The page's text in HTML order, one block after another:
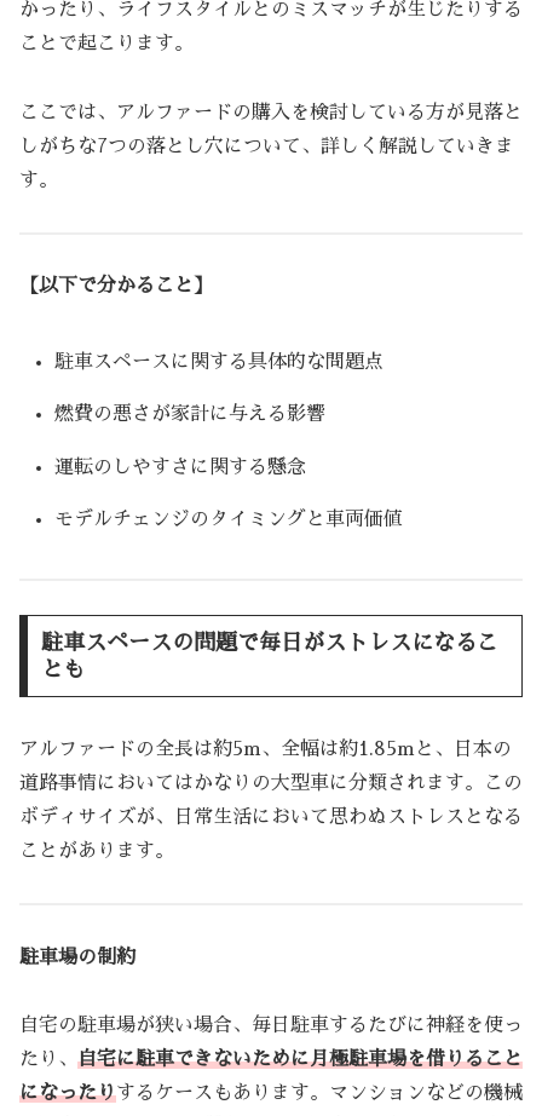
かったり、ライフスタイルとのミスマッチが生じたりする
ことで起こります。
ここでは、アルファードの購入を検討している方が見落と
しがちな7つの落とし穴について、詳しく解説していきま
す。
【以下で分かること】
駐車スペースに関する具体的な問題点
燃費の悪さが家計に与える影響
運転のしやすさに関する懸念
モデルチェンジのタイミングと車両価値
駐車スペースの問題で毎日がストレスになるこ
とも
アルファードの全長は約5m、全幅は約1.85mと、日本の
道路事情においてはかなりの大型車に分類されます。この
ボディサイズが、日常生活において思わぬストレスとなる
ことがあります。
駐車場の制約
自宅の駐車場が狭い場合、毎日駐車するたびに神経を使っ
たり、 自宅に駐車できないために月極駐車場を借りること
になったりするケースもあります。マンションなどの機械